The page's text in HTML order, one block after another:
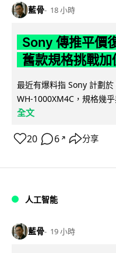
藍骨 18 小時
Sony 傳推平價
舊款規格挑戰加
最近有爆料指 Sony 計劃
WH-1000XM4C，規格幾
全文
20 6 ↗ 分享
人工智能
藍骨 19 小時